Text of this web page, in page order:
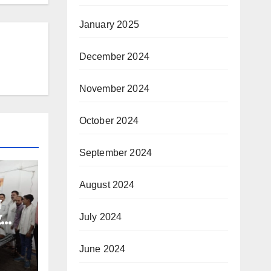
January 2025
December 2024
November 2024
October 2024
September 2024
August 2024
July 2024
June 2024